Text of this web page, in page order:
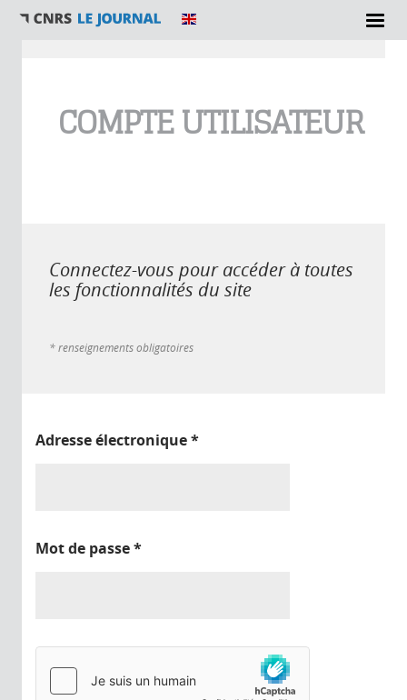
COMPTE UTILISATEUR
Connectez-vous pour accéder à toutes
les fonctionnalités du site
* renseignements obligatoires
Adresse électronique*
Mot de passe*